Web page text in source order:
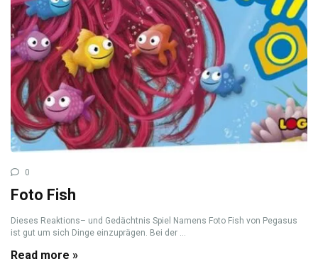
0
Foto Fish
Dieses Reaktions– und Gedächtnis Spiel Namens Foto Fish von Pegasus
ist gut um sich Dinge einzuprägen. Bei der ...
Read more »